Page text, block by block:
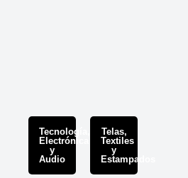
Tecnología,
Electrónica
y
Audio
Telas,
Textiles
y
Estampados